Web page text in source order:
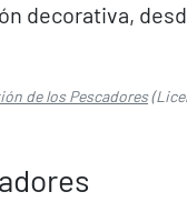
decorativa,
de los Pescadores